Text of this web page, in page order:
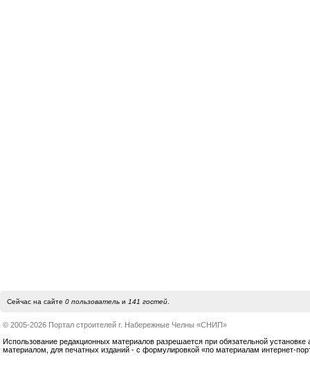
Сейчас на сайте 0 пользовательи 141 гостей.
© 2005-2026 Портал строителей г. Набережные Челны «СНИП»
Использование редакционных материалов разрешается при обязательной установке
материалом, для печатных изданий - с формулировкой «по материалам интернет-